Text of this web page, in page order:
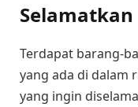
Terdapat barang-
yang ada di dalam
yang ingin